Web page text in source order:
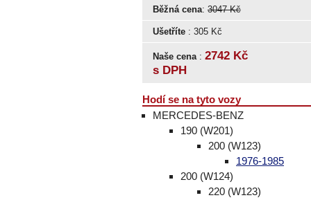
Běžná cena: 3047 Kč
Ušetříte : 305 Kč
Naše cena : 2742 Kč
s DPH
Hodí se na tyto vozy
MERCEDES-BENZ
190 (W201)
200 (W123)
1976-1985
200 (W124)
220 (W123)